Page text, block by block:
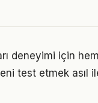
deneyimi için
test etmek asıl